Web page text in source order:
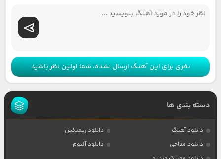
نظری برای این آهنگ ارسال نشده، شما اولین نظر باشید
دسته بندی ها
دانلود آهنگ
دانلود ریمیکس
دانلود مداحی
دانلود آلبوم